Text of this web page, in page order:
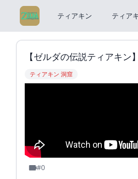
ティアキン ティア
【ゼルダの伝説ティアキ
ティアキン 洞窟
#0